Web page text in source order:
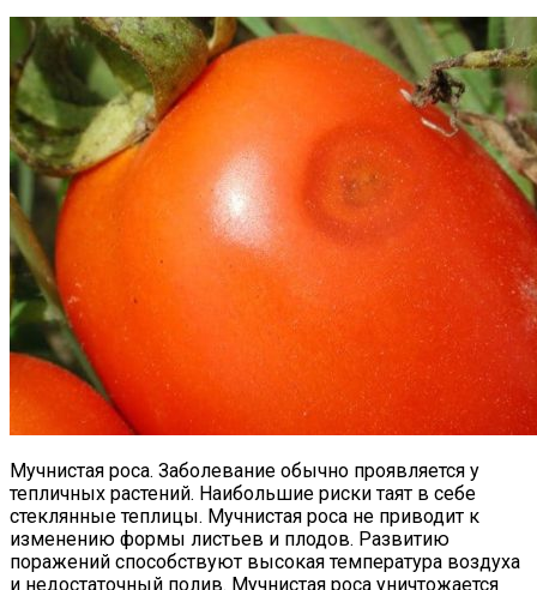
Мучнистая роса. Заболевание обычно проявляется у
тепличных растений. Наибольшие риски таят в себе
стеклянные теплицы. Мучнистая роса не приводит к
изменению формы листьев и плодов. Развитию
поражений способствуют высокая температура воздуха
и недостаточный полив. Мучнистая роса уничтожается